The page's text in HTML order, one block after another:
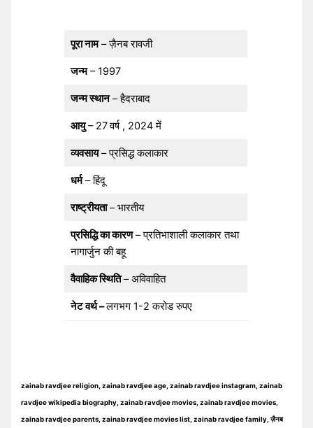
पूरा नाम– ज़ैनब रावजी
जन्म– 1997
जन्म स्थान– हैदराबाद
आयु– 27वर्ष , 2024 में
व्यवसाय– प्रसिद्ध कलाकार
धर्म– हिंदू
राष्ट्रीयता– भारतीय
प्रसिद्धि का कारण– प्रतिभाशाली कलाकार तथा
नागार्जुन की बहू
वैवाहिक स्थिति– अविवाहित
नेट वर्थ –लगभग 1-2 करोड रुपए
zainab ravdjee religion, zainab ravdjee age, zainab ravdjee instagram, zainab
ravdjee wikipedia biography, zainab ravdjee movies, zainab ravdjee movies,
zainab ravdjee parents, zainab ravdjee movies list, zainab ravdjee family, ज़ैनब